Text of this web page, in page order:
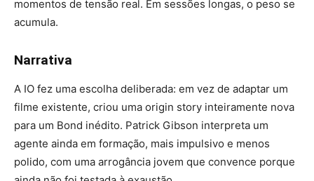
momentos de tensão real. Em sessões longas, o peso se
acumula.
Narrativa
A IO fez uma escolha deliberada: em vez de adaptar um
filme existente, criou uma origin story inteiramente nova
para um Bond inédito. Patrick Gibson interpreta um
agente ainda em formação, mais impulsivo e menos
polido, com uma arrogância jovem que convence porque